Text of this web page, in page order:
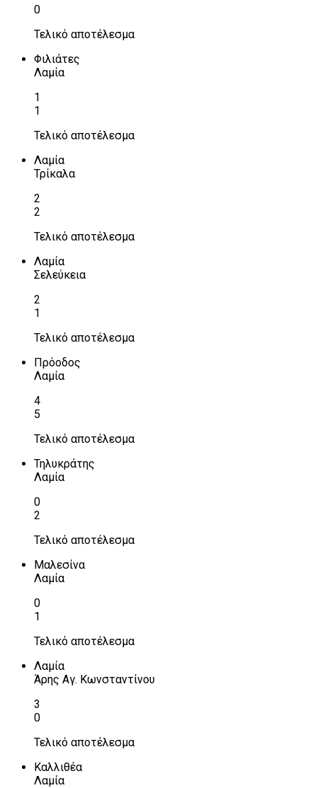
0
Τελικό αποτέλεσμα
Φιλιάτες
Λαμία
1
1
Τελικό αποτέλεσμα
Λαμία
Τρίκαλα
2
2
Τελικό αποτέλεσμα
Λαμία
Σελεύκεια
2
1
Τελικό αποτέλεσμα
Πρόοδος
Λαμία
4
5
Τελικό αποτέλεσμα
Τηλυκράτης
Λαμία
0
2
Τελικό αποτέλεσμα
Μαλεσίνα
Λαμία
0
1
Τελικό αποτέλεσμα
Λαμία
Άρης Αγ. Κωνσταντίνου
3
0
Τελικό αποτέλεσμα
Καλλιθέα
Λαμία